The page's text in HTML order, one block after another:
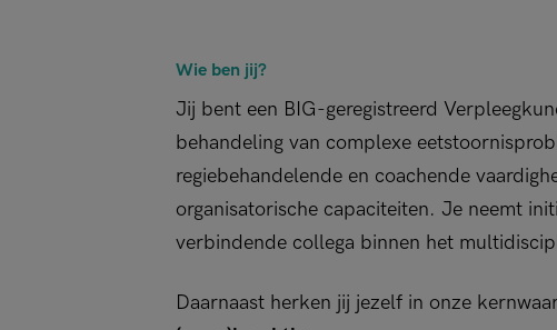
Wie ben jij?
Jij bent een BIG-geregistreerd
behandeling van complexe
regiebehandelende en coachende
organisatorische capaciteiten. Je neemt
verbindende collega binnen het
Daarnaast herken jij jezelf in onze